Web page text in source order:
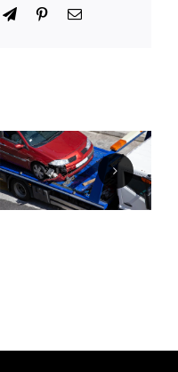
TelegramPinterest
E-